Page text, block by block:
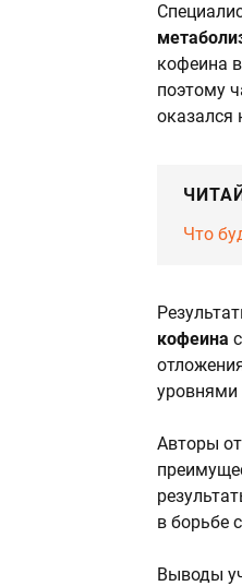
кофеина
поэтому
оказался
Что
кофеина
уровнями
Авторы
в борьбе
Выводы